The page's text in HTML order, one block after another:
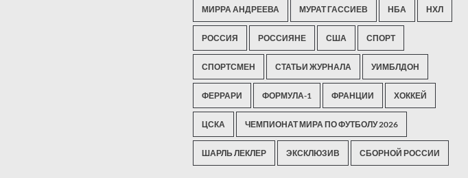
МИРРА АНДРЕЕВА МУРАТ ГАССИЕВ НБА НХЛ
РОССИЯ РОССИЯНЕ США СПОРТ
СПОРТСМЕН СТАТЬИ ЖУРНАЛА УИМБЛДОН
ФЕРРАРИ ФОРМУЛА-1 ФРАНЦИИ ХОККЕЙ
ЦСКА ЧЕМПИОНАТ МИРА ПО ФУТБОЛУ 2026
ШАРЛЬ ЛЕКЛЕР ЭКСКЛЮЗИВ СБОРНОЙ РОССИИ